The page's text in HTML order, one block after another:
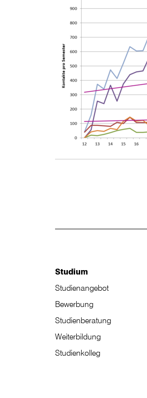
Studium
Studienangebot
Bewerbung
Studienberatung
Weiterbildung
Studienkolleg